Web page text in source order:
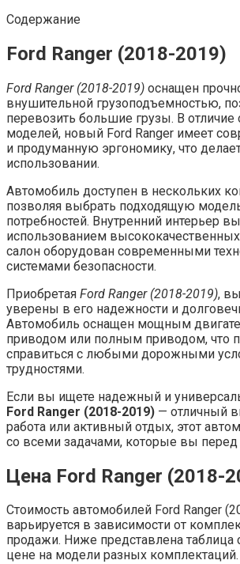
Содержание
Ford Ranger (2018-2019)
Ford Ranger (2018-2019) оснащен
внушительной грузоподъемностью,
перевозить большие грузы. В
моделей, новый Ford Ranger имеет
и продуманную эргономику, что
использовании.
Автомобиль доступен в нескольких
позволяя выбрать подходящую
потребностей. Внутренний интерьер
использованием
салон оборудован современными
системами безопасности.
Приобретая Ford Ranger (2018-2019),
уверены в его надежности и
Автомобиль оснащен мощным
приводом или полным приводом, что
справиться с любыми дорожными
трудностями.
Если вы ищете надежный и
Ford Ranger (2018-2019) — отличный
работа или активный отдых, этот
со всеми задачами, которые вы перед
Цена Ford Ranger (2018-
Стоимость автомобилей Ford Ranger
варьируется в зависимости от
продажи. Ниже представлена
цене на модели разных комплектаций.